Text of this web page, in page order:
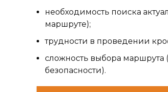
необходимость поиска
маршруте);
трудности в проведении
сложность выбора маршрута
безопасности).